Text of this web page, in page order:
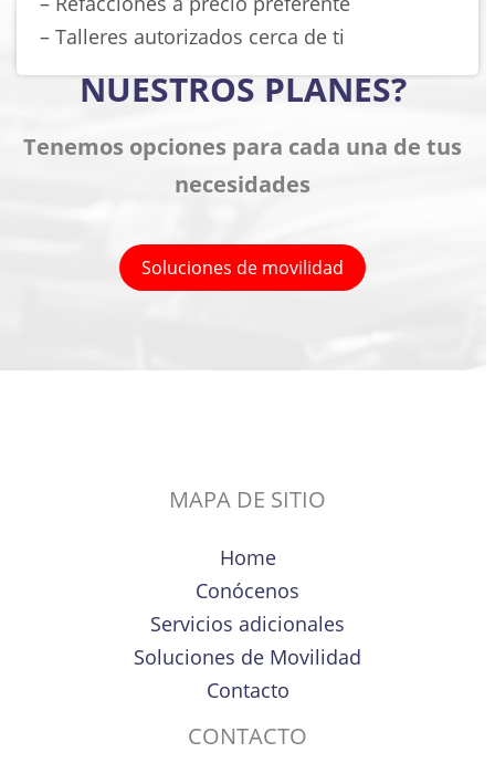
– Talleres autorizados cerca de ti
¿QUIERES CONOCER
NUESTROS PLANES?
Tenemos opciones para cada una de tus
necesidades
Soluciones de movilidad
MAPA DE SITIO
Home
Conócenos
Servicios adicionales
Soluciones de Movilidad
Contacto
CONTACTO